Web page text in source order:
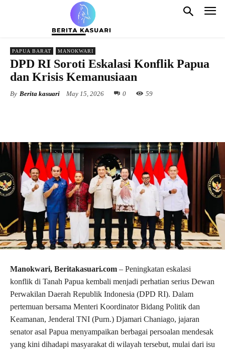
PAPUA BARAT MANOKWARI
DPD RI Soroti Eskalasi Konflik Papua
dan Krisis Kemanusiaan
By Berita kasuari May 15, 2026 0 59
Manokwari, Beritakasuari.com – Peningkatan eskalasi
konflik di Tanah Papua kembali menjadi perhatian serius Dewan
Perwakilan Daerah Republik Indonesia (DPD RI). Dalam
pertemuan bersama Menteri Koordinator Bidang Politik dan
Keamanan, Jenderal TNI (Purn.) Djamari Chaniago, jajaran
senator asal Papua menyampaikan berbagai persoalan mendesak
yang kini dihadapi masyarakat di wilayah tersebut, mulai dari isu